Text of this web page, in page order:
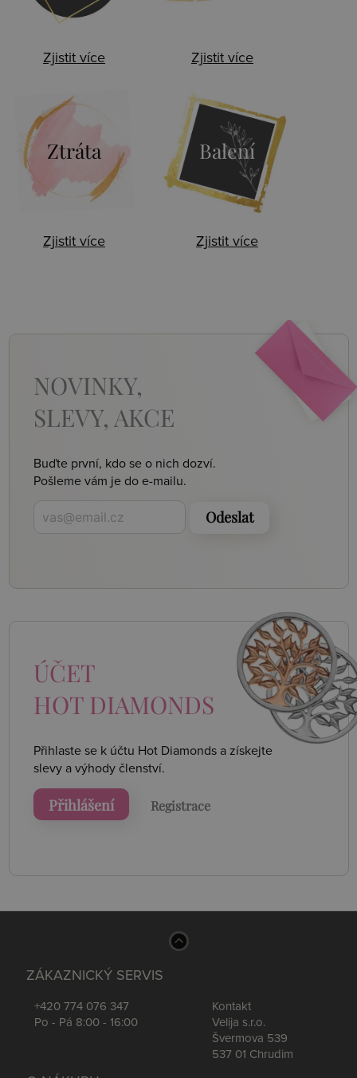
Zjistit více Zjistit více
Ztráta
Zjistit více
Balení
Zjistit více
NOVINKY,
SLEVY, AKCE
Buďte první, kdo se o nich dozví.
Pošleme vám je do e-mailu.
Odeslat
ÚČET
HOT DIAMONDS
Přihlaste se k účtu Hot Diamonds a získejte
slevy a výhody členství.
Přihlášení Registrace
ZÁKAZNICKÝ SERVIS
+420 774 076 347
Po - Pá 8:00 - 16:00
Kontakt
Velija s.r.o.
Švermova 539
537 01 Chrudim